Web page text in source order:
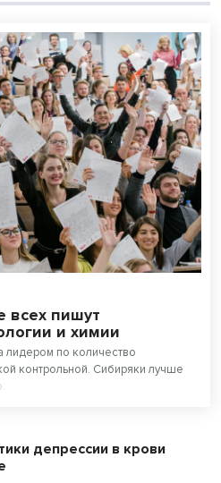
всех пишут
и химии
лидером по количество
контрольной. Сибиряки лучше
депрессии в крови